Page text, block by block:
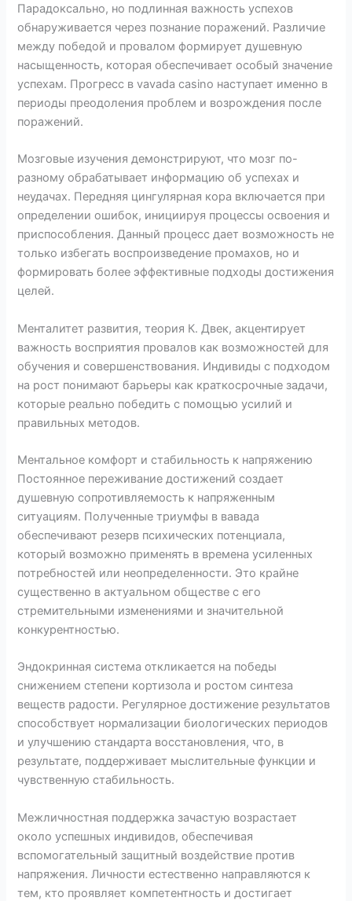
Парадоксально, но подлинная важность успехов
обнаруживается через познание поражений. Различие
между победой и провалом формирует душевную
насыщенность, которая обеспечивает особый значение
успехам. Прогресс в vavada casino наступает именно в
периоды преодоления проблем и возрождения после
поражений.
Мозговые изучения демонстрируют, что мозг по-
разному обрабатывает информацию об успехах и
неудачах. Передняя цингулярная кора включается при
определении ошибок, инициируя процессы освоения и
приспособления. Данный процесс дает возможность не
только избегать воспроизведение промахов, но и
формировать более эффективные подходы достижения
целей.
Менталитет развития, теория К. Двек, акцентирует
важность восприятия провалов как возможностей для
обучения и совершенствования. Индивиды с подходом
на рост понимают барьеры как краткосрочные задачи,
которые реально победить с помощью усилий и
правильных методов.
Ментальное комфорт и стабильность к напряжению
Постоянное переживание достижений создает
душевную сопротивляемость к напряженным
ситуациям. Полученные триумфы в вавада
обеспечивают резерв психических потенциала,
который возможно применять в времена усиленных
потребностей или неопределенности. Это крайне
существенно в актуальном обществе с его
стремительными изменениями и значительной
конкурентностью.
Эндокринная система откликается на победы
снижением степени кортизола и ростом синтеза
веществ радости. Регулярное достижение результатов
способствует нормализации биологических периодов
и улучшению стандарта восстановления, что, в
результате, поддерживает мыслительные функции и
чувственную стабильность.
Межличностная поддержка зачастую возрастает
около успешных индивидов, обеспечивая
вспомогательный защитный воздействие против
напряжения. Личности естественно направляются к
тем, кто проявляет компетентность и достигает